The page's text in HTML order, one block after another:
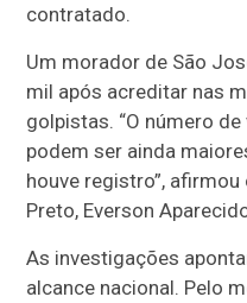
contratado.
Um morador de São
mil após acreditar nas
golpistas. “O número
podem ser ainda
houve registro”,
Preto, Everson
As investigações
alcance nacional. Pelo